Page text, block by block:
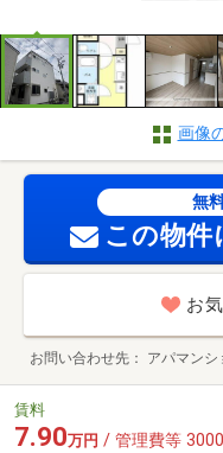
画像
無
この物件
お
お問い合わせ先 アパマン
賃料
7.90万円 / 管理費等